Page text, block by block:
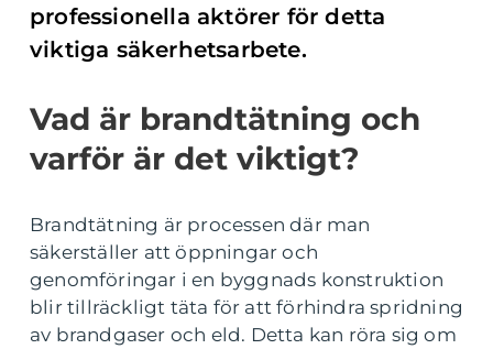
professionella aktörer för detta
viktiga säkerhetsarbete.
Vad är brandtätning och
varför är det viktigt?
Brandtätning är processen där man
säkerställer att öppningar och
genomföringar i en byggnads konstruktion
blir tillräckligt täta för att förhindra spridning
av brandgaser och eld. Detta kan röra sig om